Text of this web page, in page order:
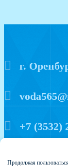
г.
+7 (3532)
Продолжая